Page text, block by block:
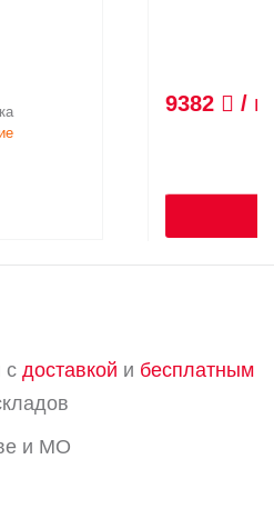
с доставкой и бесплатным
и МО